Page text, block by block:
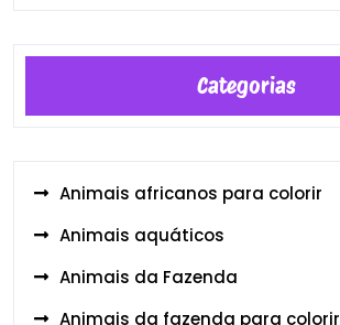
Categorias
Animais africanos para colorir
Animais aquáticos
Animais da Fazenda
Animais da fazenda para colorir